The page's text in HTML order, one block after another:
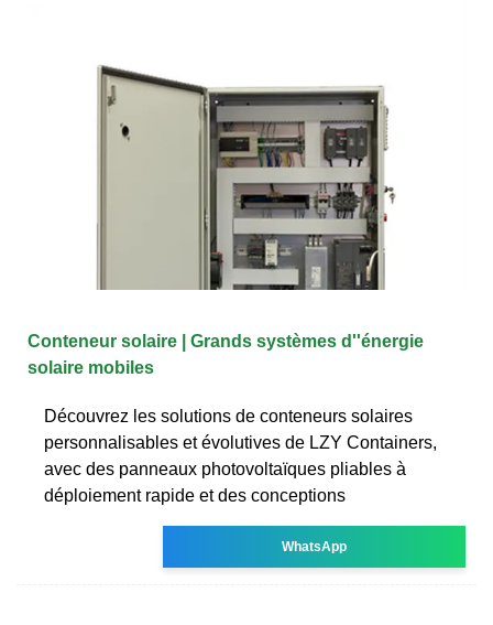
Conteneur solaire | Grands systèmes d''énergie
solaire mobiles
Découvrez les solutions de conteneurs solaires
personnalisables et évolutives de LZY Containers,
avec des panneaux photovoltaïques pliables à
déploiement rapide et des conceptions
WhatsApp